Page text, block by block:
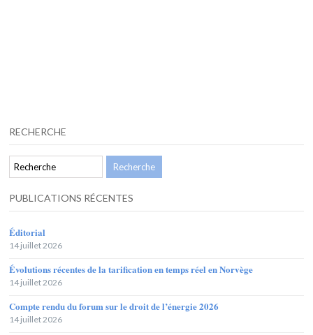
RECHERCHE
PUBLICATIONS RÉCENTES
Éditorial
14 juillet 2026
Évolutions récentes de la tarification en temps réel en Norvège
14 juillet 2026
Compte rendu du forum sur le droit de l’énergie 2026
14 juillet 2026